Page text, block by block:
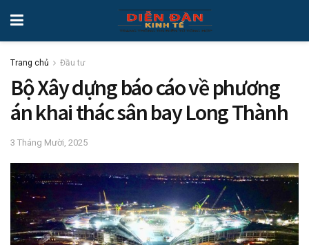
Trang chủ Đầu tư
Bộ Xây dựng báo cáo về phương
án khai thác sân bay Long Thành
3 Tháng Mười, 2025